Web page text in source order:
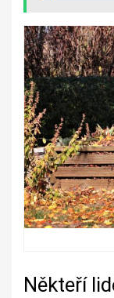
Někteří